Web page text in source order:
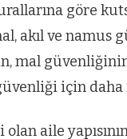
göre
akıl ve
mal
için
aile